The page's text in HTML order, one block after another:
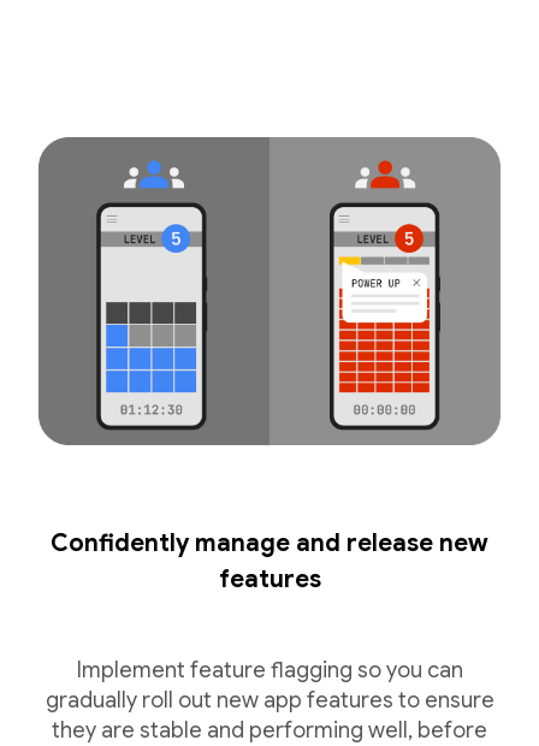
Confidently manage and release new
features
Implement feature flagging so you can
gradually roll out new app features to ensure
they are stable and performing well, before